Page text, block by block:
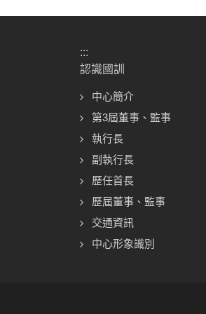
:::
認識國訓
中心簡介
第3屆董事、監事
執行長
副執行長
歷任首長
歷屆董事、監事
交通資訊
中心形象識別